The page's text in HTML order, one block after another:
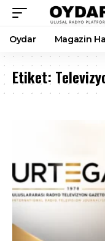
Oydar Magazin
Etiket: